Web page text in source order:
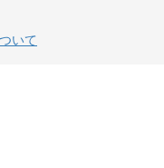
いて